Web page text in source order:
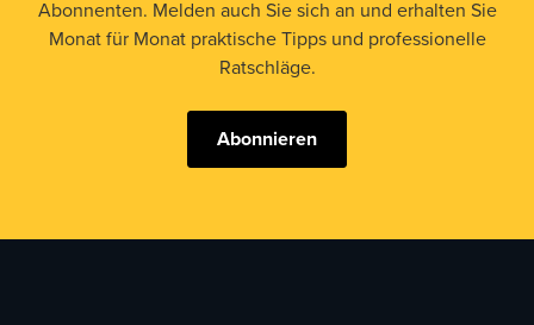
Abonnenten. Melden auch Sie sich an und erhalten Sie
Monat für Monat praktische Tipps und professionelle
Ratschläge.
Abonnieren